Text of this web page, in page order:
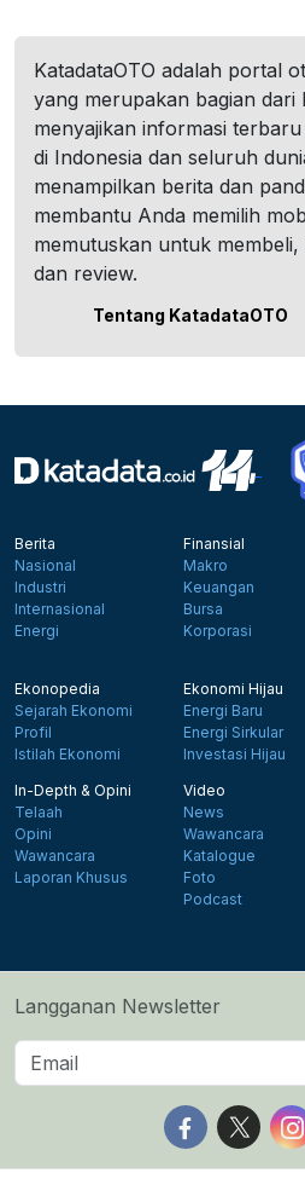
KatadataOTO adalah portal
yang merupakan bagian dari
menyajikan informasi
di Indonesia dan seluruh
menampilkan berita dan
membantu Anda memilih
memutuskan untuk
dan review.
Tentang KatadataOTO
Berita
Nasional
Industri
Internasional
Energi
Finansial
Makro
Keuangan
Bursa
Korporasi
Ekonopedia
Sejarah Ekonomi
Profil
Istilah Ekonomi
Ekonomi Hijau
Energi Baru
Energi Sirkular
Investasi Hijau
In-Depth & Opini
Telaah
Opini
Wawancara
Laporan Khusus
Video
News
Wawancara
Katalogue
Foto
Podcast
Langganan Newsletter
Follow us